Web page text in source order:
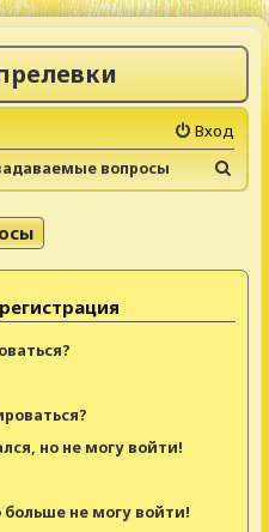
Вход
вопросы
о
но не могу войти!
больше не могу войти!